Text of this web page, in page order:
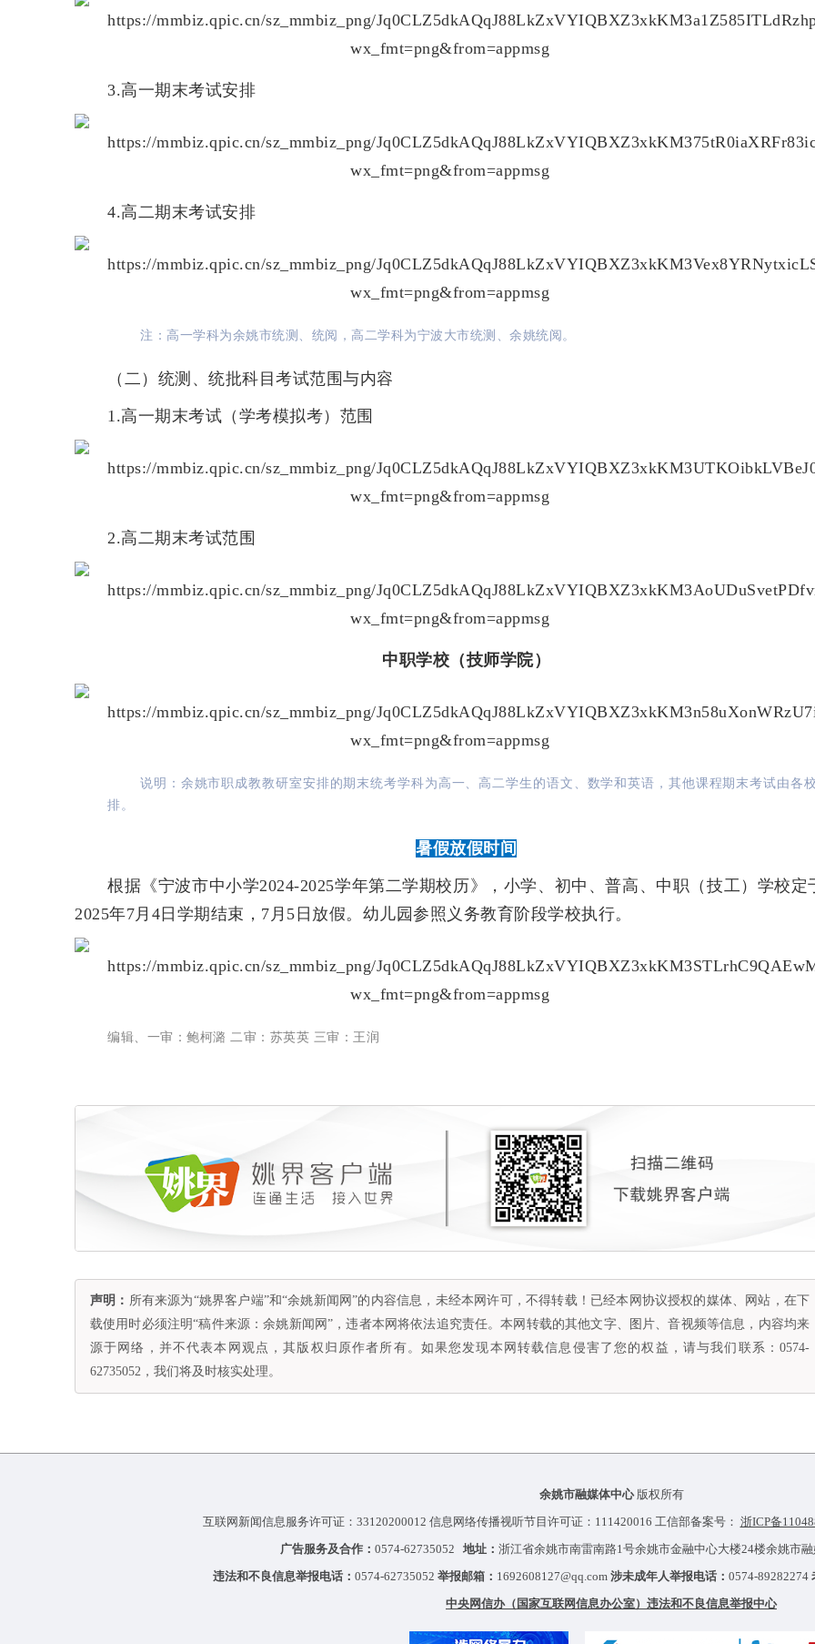
3.高一期末考试安排
4.高二期末考试安排
注：高一学科为余姚市统测、统阅，高二学科为宁波大市统测、余姚统阅。
（ 二 ） 统测、统批科目考试范围与内容
1.高一期末考试（学考模拟考）范围
2.高二期末考试范围
中职学校（技师学院）
说明：余姚市职成教教研室安排的期末统考学科为高一、高二学生的语文、数学和英语，其他课程期末考试由各
排。
暑假放假时间
根据《宁波市中小学2024-2025学年第二学期校历》，小学、初中、普高、中职（技工）学校定
2025年7月4日学期结束，7月5日放假。幼儿园参照义务教育阶段学校执行。
编辑、一审：鲍柯潞 二审：苏英英 三审：王润
声明： 所有来源为“姚界客户端”和“余姚新闻网”的内容信息，未经本网许可，不得转载！已经本网协议授权的媒体、网站，在下
载使用时必须注明“稿件来源：余姚新闻网”，违者本网将依法追究责任。本网转载的其他文字、图片、音视频等信息，内容均来
源于网络，并不代表本网观点，其版权归原作者所有。如果您发现本网转载信息侵害了您的权益，请与我们联系：0574-
62735052，我们将及时核实处理。
余姚市融媒体中心版权所有
互联网新闻信息服务许可证：33120200012 信息网络传播视听节目许可证：111420016 工信部备案号： 浙ICP备
广告服务及合作： 0574-62735052 地址： 浙江省余姚市南雷南路1号余姚市金融中心大楼24楼余姚市
违法和不良信息举报电话： 0574-62735052 举报邮箱： 1692608127@qq.com 涉未成年人举报电话： 0574-89282274
中央网信办（国家互联网信息办公室）违法和不良信息举报中心